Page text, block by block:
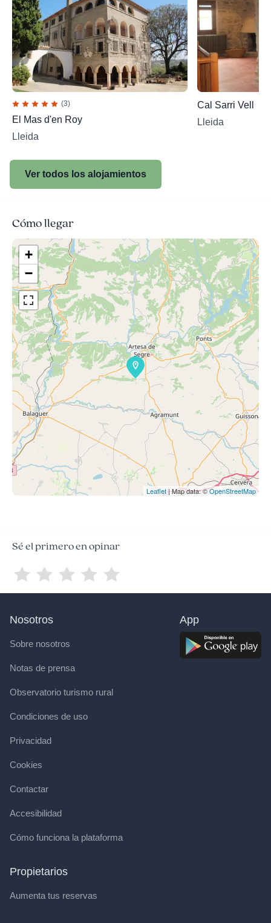
(3)
El Mas d'en Roy
Lleida
Cal Sarri Vell
Lleida
Ver todos los alojamientos
Cómo llegar
+
−
Leaflet| Map data: ©OpenStreetMap
Sé el primero en opinar
Nosotros
Sobre nosotros
Notas de prensa
Observatorio turismo rural
Condiciones de uso
Privacidad
Cookies
Contactar
Accesibilidad
Cómo funciona la plataforma
Propietarios
Aumenta tus reservas
App